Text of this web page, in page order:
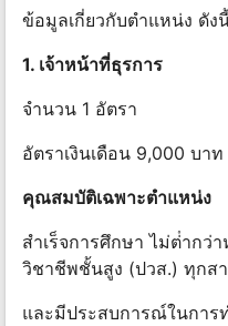
ข้อมูลเกี่ยวกับตําแหน่ง ดัง
1. เจ้าหน้าที่ธุรการ
จํานวน 1 อัตรา
อัตราเงินเดือน 9,000 บาท
คุณสมบัติเฉพาะตําแหน่ง
สําเร็จการศึกษา ไม่ต่ํากว่
วิชาชีพชั้นสูง (ปวส.) ทุกส
และมีประสบการณ์ในการ